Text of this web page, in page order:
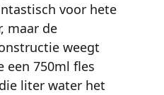
voor hete
maar de
weegt
een 750ml fles
liter water het